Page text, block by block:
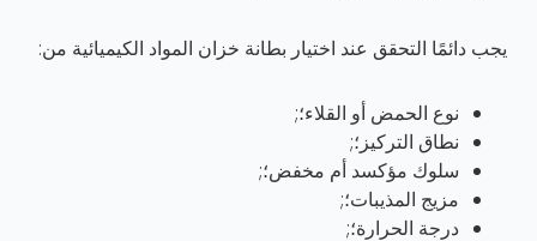
يجب دائمًا التحقق عند اختيار بطانة خزان المواد الكيميائية من:
نوع الحمض أو القلاء؛;
نطاق التركيز؛;
سلوك مؤكسد أم مخفض؛;
مزيج المذيبات؛;
درجة الحرارة؛;